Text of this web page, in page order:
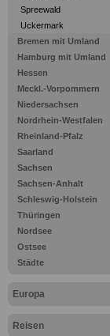
Spreewald
Uckermark
Bremen mit Umland
Hamburg mit Umland
Hessen
Meckl.-Vorpommern
Niedersachsen
Nordrhein-Westfalen
Rheinland-Pfalz
Saarland
Sachsen
Sachsen-Anhalt
Schleswig-Holstein
Thüringen
Nordsee
Ostsee
Städte
Europa
Reisen